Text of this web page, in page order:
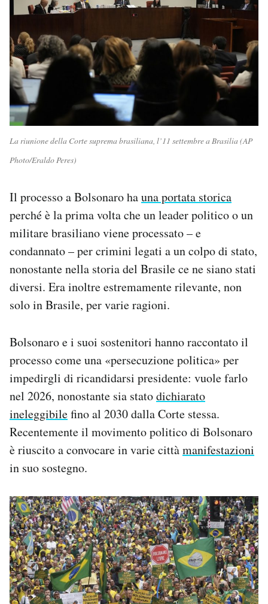
La riunione della Corte suprema brasiliana, l’11 settembre a Brasilia (AP
Photo/Eraldo Peres)
Il processo a Bolsonaro hauna portata storica
perché è la prima volta che un leader politico o un
militare brasiliano viene processato – e
condannato – per crimini legati a un colpo di stato,
nonostante nella storia del Brasile ce ne siano stati
diversi. Era inoltre estremamente rilevante, non
solo in Brasile, per varie ragioni.
Bolsonaro e i suoi sostenitori hanno raccontato il
processo come una «persecuzione politica» per
impedirgli di ricandidarsi presidente: vuole farlo
nel 2026, nonostante sia statodichiarato
ineleggibilefino al 2030 dalla Corte stessa.
Recentemente il movimento politico di Bolsonaro
è riuscito a convocare in varie cittàmanifestazioni
in suo sostegno.